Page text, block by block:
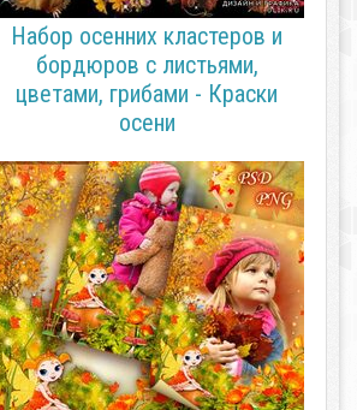
Набор осенних кластеров и
бордюров с листьями,
цветами, грибами - Краски
осени